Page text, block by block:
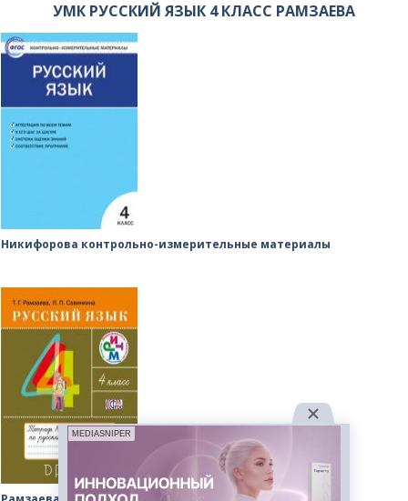
УМК РУССКИЙ ЯЗЫК 4 КЛАСС РАМЗАЕВА
Никифорова контрольно-измерительные материалы
MEDIASNIPER